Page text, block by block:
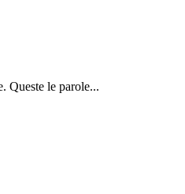
Queste le parole...